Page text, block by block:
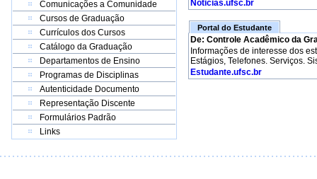
Comunicações a Comunidade
Cursos de Graduação
Currículos dos Cursos
Catálogo da Graduação
Departamentos de Ensino
Programas de Disciplinas
Autenticidade Documento
Representação Discente
Formulários Padrão
Links
Noticias.ufsc.br
Portal do Estudante
De: Controle Acadêmico da
Informações de interesse dos
Estágios, Telefones. Serviços.
Estudante.ufsc.br